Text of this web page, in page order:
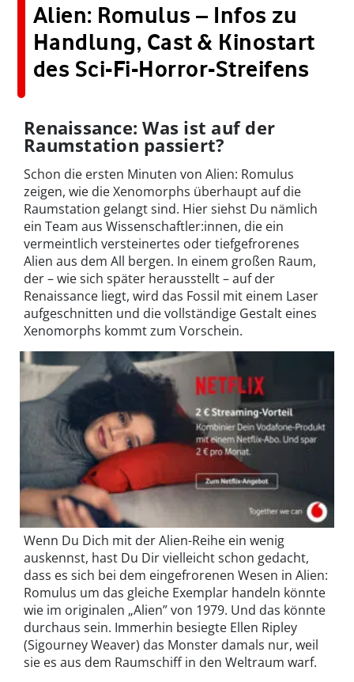
Alien: Romulus – Infos zu
Handlung, Cast & Kinostart
des Sci-Fi-Horror-Streifens
Renaissance: Was ist auf der
Raumstation passiert?
Schon die ersten Minuten von Alien: Romulus
zeigen, wie die Xenomorphs überhaupt auf die
Raumstation gelangt sind. Hier siehst Du nämlich
ein Team aus Wissenschaftler:innen, die ein
vermeintlich versteinertes oder tiefgefrorenes
Alien aus dem All bergen. In einem großen Raum,
der – wie sich später herausstellt – auf der
Renaissance liegt, wird das Fossil mit einem Laser
aufgeschnitten und die vollständige Gestalt eines
Xenomorphs kommt zum Vorschein.
Wenn Du Dich mit der Alien-Reihe ein wenig
auskennst, hast Du Dir vielleicht schon gedacht,
dass es sich bei dem eingefrorenen Wesen in Alien:
Romulus um das gleiche Exemplar handeln könnte
wie im originalen „Alien” von 1979. Und das könnte
durchaus sein. Immerhin besiegte Ellen Ripley
(Sigourney Weaver) das Monster damals nur, weil
sie es aus dem Raumschiff in den Weltraum warf.